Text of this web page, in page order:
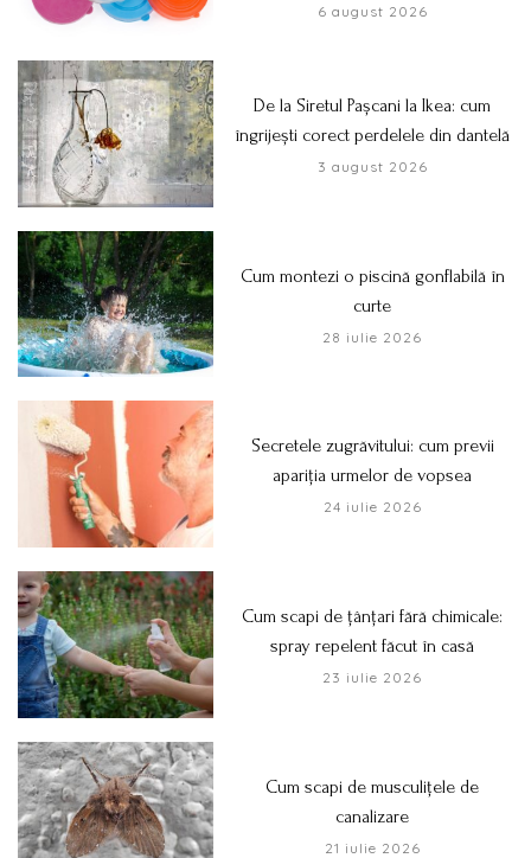
6 august 2026
De la Siretul Pașcani la Ikea: cum
îngrijești corect perdelele din dantelă
3 august 2026
Cum montezi o piscină gonflabilă în
curte
28 iulie 2026
Secretele zugrăvitului: cum previi
apariția urmelor de vopsea
24 iulie 2026
Cum scapi de țânțari fără chimicale:
spray repelent făcut în casă
23 iulie 2026
Cum scapi de musculițele de
canalizare
21 iulie 2026